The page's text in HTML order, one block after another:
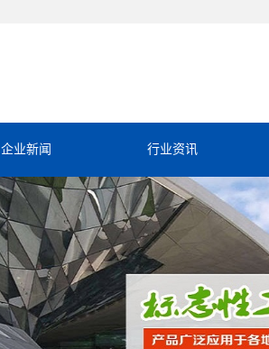
企业新闻 行业资讯